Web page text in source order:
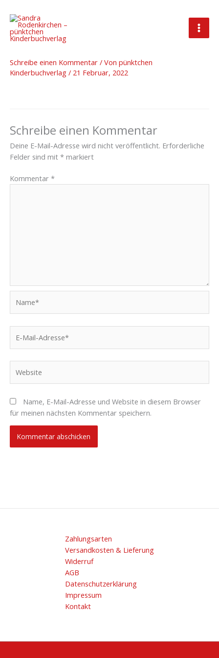
Inhalt
springen
2022_02_09_Freebie_Brunooo3
Schreibe einen Kommentar / Von pünktchen
Kinderbuchverlag / 21 Februar, 2022
Schreibe einen Kommentar
Deine E-Mail-Adresse wird nicht veröffentlicht. Erforderliche
Felder sind mit * markiert
Kommentar *
Mail-
Name, E-Mail-Adresse und Website in diesem Browser
für meinen nächsten Kommentar speichern.
Zahlungsarten
Versandkosten & Lieferung
Widerruf
AGB
Datenschutzerklärung
Impressum
Kontakt